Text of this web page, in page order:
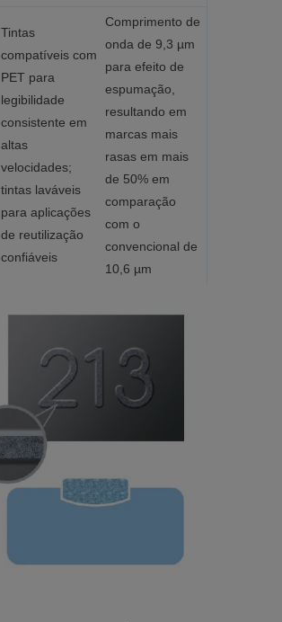
Tintas
compatíveis com
PET para
legibilidade
consistente em
altas
velocidades;
tintas laváveis
para aplicações
de reutilização
confiáveis
Comprimento de
onda de 9,3 µm
para efeito de
espumação,
resultando em
marcas mais
rasas em mais
de 50% em
comparação
com o
convencional de
10,6 µm